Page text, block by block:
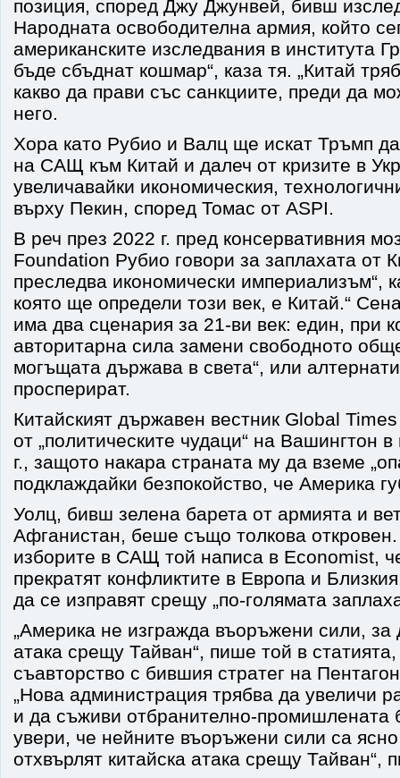
позиция, според Джу Джунвей, бивш
Народната освободителна армия, който
американските изследвания в института
бъде сбъднат кошмар“, каза тя. „Китай
какво да прави със санкциите, преди да
него.
Хора като Рубио и Валц ще искат Тръмп
на САЩ към Китай и далеч от кризите в
увеличавайки икономическия,
върху Пекин, според Томас от ASPI.
В реч през 2022 г. пред консервативния
Foundation Рубио говори за заплахата от
преследва икономически империализъм“,
която ще определи този век, е Китай.“
има два сценария за 21-ви век: един, при
авторитарна сила замени свободното
могъщата държава в света“, или
просперират.
Китайският държавен вестник Global
от „политическите чудаци“ на Вашингтон
г., защото накара страната му да вземе
подклаждайки безпокойство, че Америка
Уолц, бивш зелена барета от армията и
Афганистан, беше също толкова
изборите в САЩ той написа в Economist,
прекратят конфликтите в Европа и
да се изправят срещу „по-голямата
„Америка не изгражда въоръжени сили, за
атака срещу Тайван“, пише той в
съавторство с бившия стратег на
„Нова администрация трябва да увеличи
и да съживи отбранително-промишлената
увери, че нейните въоръжени сили са
отхвърлят китайска атака срещу Тайван“,